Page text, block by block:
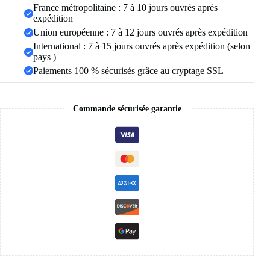
quotidien,
France métropolitaine : 7 à 10 jours ouvrés après
expédition
Union européenne : 7 à 12 jours ouvrés après expédition
International : 7 à 15 jours ouvrés après expédition (selon
pays )
Paiements 100 % sécurisés grâce au cryptage SSL
Commande sécurisée garantie